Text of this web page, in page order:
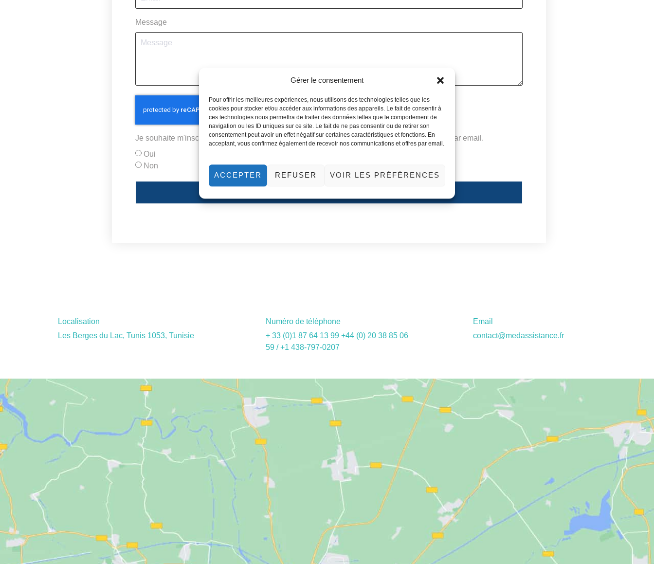
Gérer le consentement
Pour offrir les meilleures expériences, nous utilisons des technologies telles que les
cookies pour stocker et/ou accéder aux informations des appareils. Le fait de consentir à
ces technologies nous permettra de traiter des données telles que le comportement de
navigation ou les ID uniques sur ce site. Le fait de ne pas consentir ou de retirer son
consentement peut avoir un effet négatif sur certaines caractéristiques et fonctions. En
acceptant, vous confirmez également de recevoir nos communications et offres par email.
ACCEPTER REFUSER VOIR LES PRÉFÉRENCES
Message
Je souhaite m'inscrire et recevoir les newsletters / actualités de l'entreprise Med Assistance par email.
Oui
Non
Localisation
Les Berges du Lac, Tunis 1053, Tunisie
Numéro de téléphone
+ 33 (0)1 87 64 13 99 +44 (0) 20 38 85 06
59 / +1 438-797-0207
Email
contact@medassistance.fr